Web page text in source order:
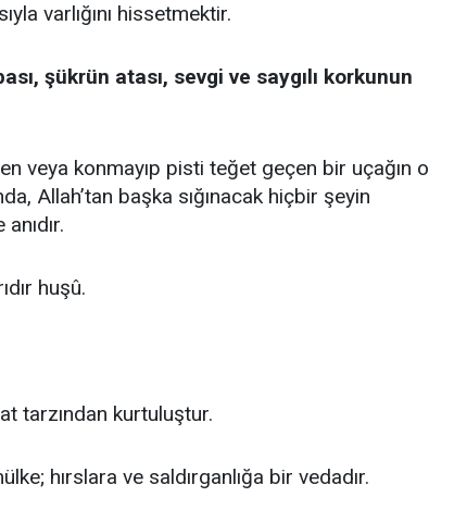
varlığını hissetmektir.
şükrün atası, sevgi ve saygılı korkunun
veya konmayıp pisti teğet geçen bir uçağın o
Allah’tan başka sığınacak hiçbir şeyin
huşû.
tarzından kurtuluştur.
hırslara ve saldırganlığa bir vedadır.